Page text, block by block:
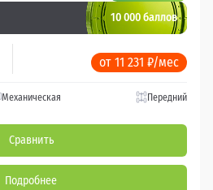
10 000 баллов
от 11 231 ₽/мес
Механическая Передний
Сравнить
Подробнее